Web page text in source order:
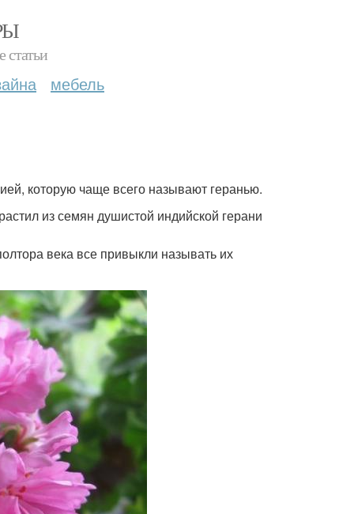
статьи
мебель
которую чаще всего называют геранью.
из семян душистой индийской герани
века все привыкли называть их